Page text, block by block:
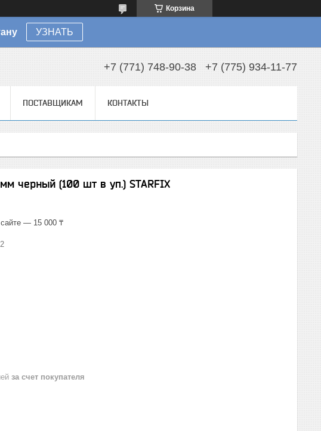
Корзина
УЗНАТЬ
+7 (771) 748-90-38 +7 (775) 934-11-77
ПОСТАВЩИКАМ КОНТАКТЫ
черный (100 шт в уп.) STARFIX
— 15 000 ₸
за счет покупателя